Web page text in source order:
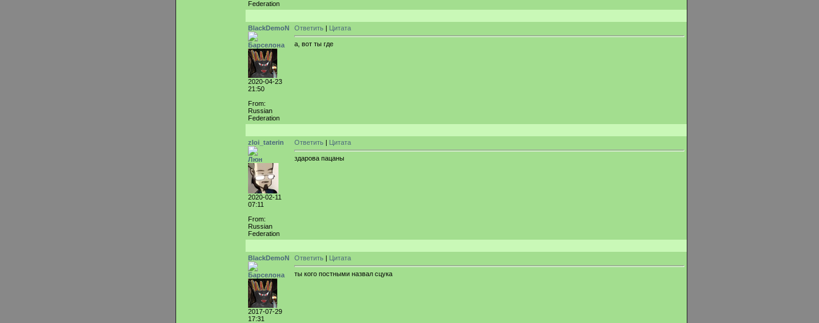
Federation
BlackDemoN
Барселона
2020-04-23
21:50
From:
Russian
Federation
Ответить | Цитата
а, вот ты где
zloi_taterin
Люн
2020-02-11
07:11
From:
Russian
Federation
Ответить | Цитата
здарова пацаны
BlackDemoN
Барселона
2017-07-29
17:31
Ответить | Цитата
ты кого постными назвал сцука